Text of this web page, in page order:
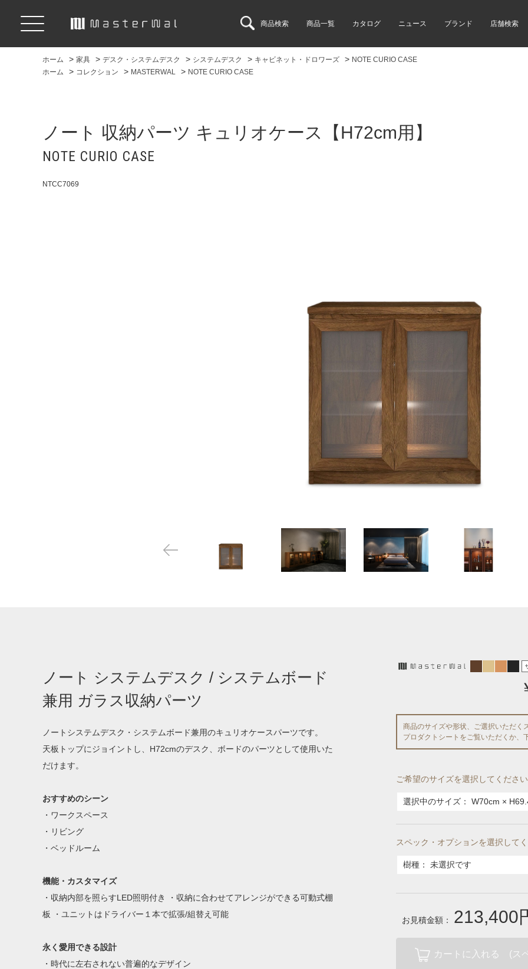
商品検索 商品一覧 カタログ ニュース ブランド 店舗検索
ホーム > 家具 > デスク・システムデスク > システムデスク > キャビネット・ドロワーズ > NOTE CURIO CASE
ホーム
> コレクション > MASTERWAL > NOTE CURIO CASE
ノート 収納パーツ キュリオケース【H72cm用】
NOTE CURIO CASE
NTCC7069
ノート システムデスク / システムボード
兼用 ガラス収納パーツ
ノートシステムデスク・システムボード兼用のキュリオケースパーツです。
天板トップにジョイントし、H72cmのデスク、ボードのパーツとして使用いた
だけます。
おすすめのシーン
・ワークスペース
・リビング
・ベッドルーム
機能・カスタマイズ
・収納内部を照らすLED照明付き ・収納に合わせてアレンジができる可動式棚
板 ・ユニットはドライバー１本で拡張/組替え可能
永く愛用できる設計
・時代に左右されない普遍的なデザイン
商品のサイズや形状、ご選択いただく
プロダクトシートをご覧いただくか、
ご希望のサイズを選択してください
選択中のサイズ： W70cm ×
スペック・オプションを選択して
樹種 ： 未選択です
お見積金額： 213,400
カートに入れる (ス